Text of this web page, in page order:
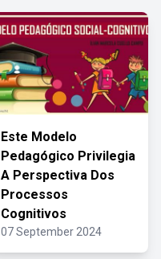
Este Modelo
Pedagógico Privilegia
A Perspectiva Dos
Processos
Cognitivos
07 September 2024